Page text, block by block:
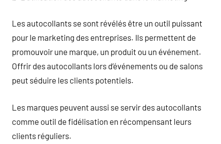
Les autocollants se sont révélés être un outil puissant
pour le marketing des entreprises. Ils permettent de
promouvoir une marque, un produit ou un événement.
Offrir des autocollants lors d’événements ou de salons
peut séduire les clients potentiels.
Les marques peuvent aussi se servir des autocollants
comme outil de fidélisation en récompensant leurs
clients réguliers.